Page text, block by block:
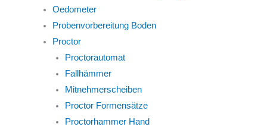
Oedometer
Probenvorbereitung Boden
Proctor
Proctorautomat
Fallhämmer
Mitnehmerscheiben
Proctor Formensätze
Proctorhammer Hand